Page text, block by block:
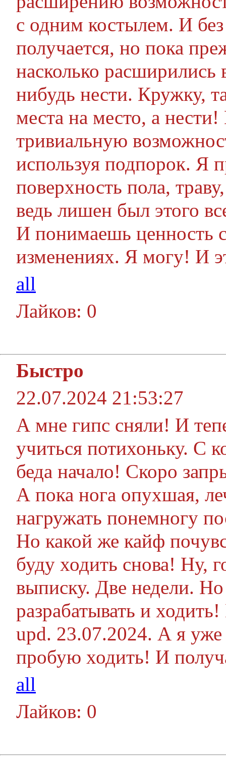
с одним костылем. И
получается, но пока
насколько
нибудь нести. Кружку,
места на место, а
тривиальную
используя подпорок. Я
поверхность пола,
ведь лишен был этого
И понимаешь ценность
изменениях. Я могу! И
all
Лайков: 0
Быстро
22.07.2024 21:53:27
А мне гипс сняли! И
учиться потихоньку. С
беда начало! Скоро
А пока нога опухшая,
нагружать понемногу
Но какой же кайф
буду ходить снова! Ну,
выписку. Две недели.
разрабатывать и
upd. 23.07.2024. А я
пробую ходить! И
all
Лайков: 0